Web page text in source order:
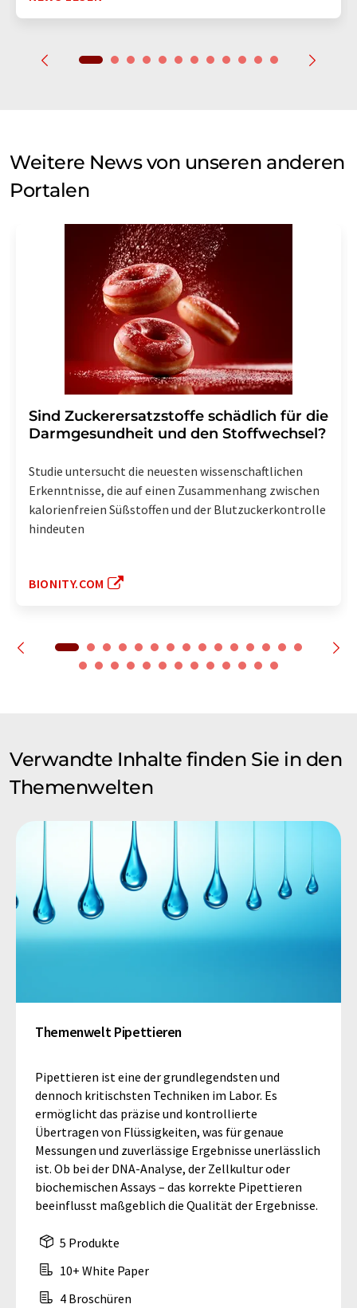
Weitere News von unseren anderen
Portalen
Sind Zuckerersatzstoffe schädlich für die
Darmgesundheit und den Stoffwechsel?
Studie untersucht die neuesten wissenschaftlichen
Erkenntnisse, die auf einen Zusammenhang zwischen
kalorienfreien Süßstoffen und der Blutzuckerkontrolle
hindeuten
BIONITY.COM
Verwandte Inhalte finden Sie in den
Themenwelten
Themenwelt Pipettieren
Pipettieren ist eine der grundlegendsten und
dennoch kritischsten Techniken im Labor. Es
ermöglicht das präzise und kontrollierte
Übertragen von Flüssigkeiten, was für genaue
Messungen und zuverlässige Ergebnisse unerlässlich
ist. Ob bei der DNA-Analyse, der Zellkultur oder
biochemischen Assays – das korrekte Pipettieren
beeinflusst maßgeblich die Qualität der Ergebnisse.
5 Produkte
10+ White Paper
4 Broschüren